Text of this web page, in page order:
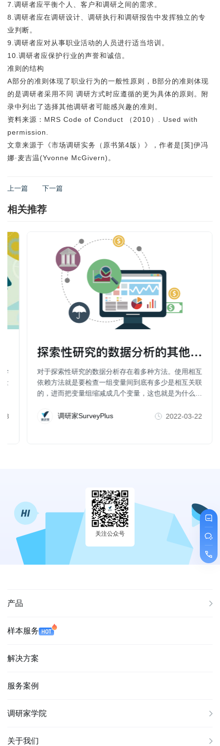
7.调研者应平衡个人、客户和调研之间的需求。
8.调研者应在调研设计、调研执行和调研报告中发挥独立的专
业判断。
9.调研者应对从事职业活动的人员进行适当培训。
10.调研者应保护行业的声誉和诚信。
准则的结构
A部分的准则体现了职业行为的一般性原则，B部分的准则体现
的是调研者采用不同 调研方式时应遵循的更为具体的原则。附
录中列出了选择其他调研者可能感兴趣的准则。
资料来源：MRS Code of Conduct （2010）. Used with
permission.
文章来源于《市场调研实务（原书第4版）》，作者是[英]伊冯
娜·麦吉温(Yvonne McGivern)。
上一篇 下一篇
相关推荐
学
量
探索性研究的数据分析的其他方法（
对于探索性研究的数据分析存在着多种方法。使用相互
依赖方法就是要检查一组变量间到底有多少是相互关联
的，进而把变量组缩减成几个变量，这也就是为什么一
化方法。调研家SurveyPlus 2022-03-22
关注公众号
产品
样本服务
解决方案
服务案例
调研家学院
关于我们